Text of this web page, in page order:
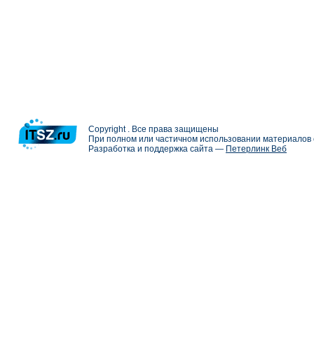
Copyright . Все права защищены
При полном или частичном использовании
Разработка и поддержка сайта — Петерлинк Веб